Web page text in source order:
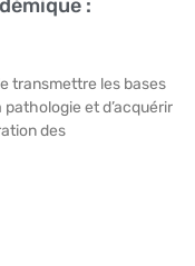
:
transmettre les bases
et d’acquérir
des